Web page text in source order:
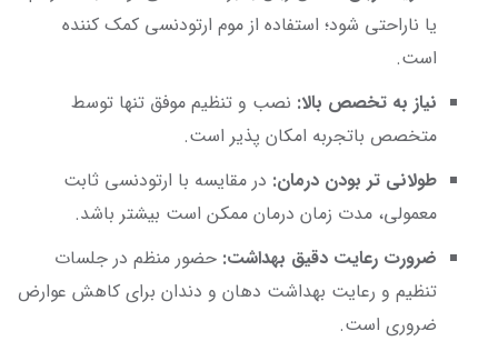
یا ناراحتی شود؛ استفاده از موم ارتودنسی کمک کننده
است.
نیاز به تخصص بالا: نصب و تنظیم موفق تنها توسط
متخصص باتجربه امکان پذیر است.
طولانی تر بودن درمان: در مقایسه با ارتودنسی ثابت
معمولی، مدت زمان درمان ممکن است بیشتر باشد.
ضرورت رعایت دقیق بهداشت: حضور منظم در جلسات
تنظیم و رعایت بهداشت دهان و دندان برای کاهش عوارض
ضروری است.